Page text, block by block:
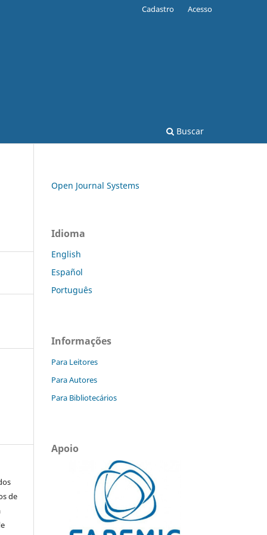
Buscar
Cadastro Acesso
de
Open Journal Systems
Idioma
English
Español
Português
Informações
Para Leitores
Para Autores
Para Bibliotecários
Apoio